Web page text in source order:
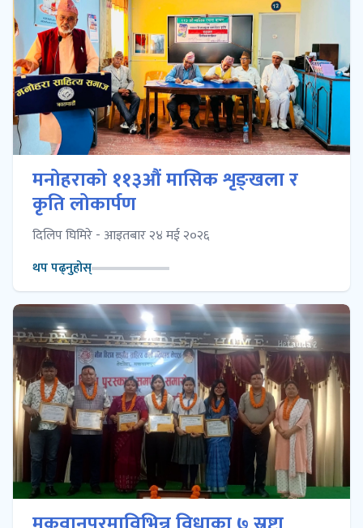
मनोहराको ११३औं मासिक शृङ्खला र
कृति लोकार्पण
दिलिप घिमिरे - आइतबार २४ मई २०२६
थप पढ्नुहोस्